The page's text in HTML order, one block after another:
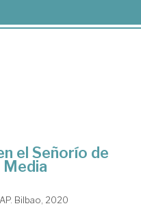
el Señorío de
Media
Bilbao, 2020